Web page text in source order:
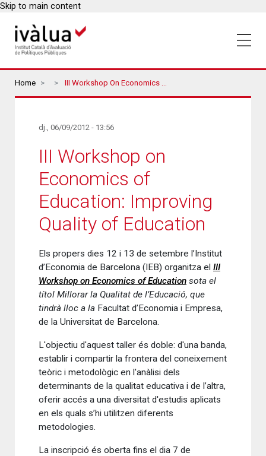
Skip to main content
Breadcrumbs
Home III Workshop On Economics Of Education: Improving Quality Of Education
dj., 06/09/2012 - 13:56
III Workshop on
Economics of
Education: Improving
Quality of Education
Els propers dies 12 i 13 de setembre l’Institut
d’Economia de Barcelona (IEB) organitza el III
Workshop on Economics of Education sota el
títol Millorar la Qualitat de l’Educació, que
tindrà lloc a la Facultat d’Economia i Empresa,
de la Universitat de Barcelona.
L'objectiu d'aquest taller és doble: d'una banda,
establir i compartir la frontera del coneixement
teòric i metodològic en l'anàlisi dels
determinants de la qualitat educativa i de l’altra,
oferir accés a una diversitat d'estudis aplicats
en els quals s’hi utilitzen diferents
metodologies.
La inscripció és oberta fins el dia 7 de